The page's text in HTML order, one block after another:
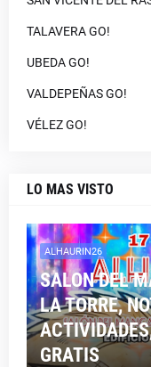
TALAVERA GO!
UBEDA GO!
VALDEPEÑAS GO!
VÉLEZ GO!
LO MAS VISTO
ALHAURIN26
SALON DEL
LA TORRE,
GRATIS